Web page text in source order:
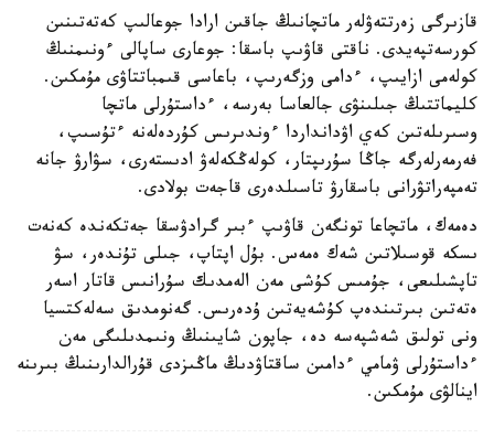
قازىرگى زەرتتەۋلەر ماتچانىڭ جاقىن ارادا جوعالىپ كەتەتىنىن
كورسەتپەيدى. ناقتى قاۋىپ باسقا: جوعارى ساپالى ءونىمنىڭ
كولەمى ازايىپ، ءدامى وزگەرىپ، باعاسى قىمباتتاۋى مۇمكىن.
كليماتتىڭ جىلىنۋى جالعاسا بەرسە، ءداستۇرلى ماتچا
وسىرىلەتىن كەي اۋدانداردا ءوندىرىس كۇردەلەنە ءتۇسىپ،
فەرمەرلەرگە جاڭا سۇرىپتار، كولەڭكەلەۋ ادىستەرى، سۋارۋ جانە
تەمپەراتۋرانى باسقارۋ تاسىلدەرى قاجەت بولادى.
دەمەك، ماتچاعا تونگەن قاۋىپ ءبىر گرادۋسقا جەتكەندە كەنەت
ىسكە قوسىلاتىن شەك ەمەس. بۇل اپتاپ، جىلى تۇندەر، سۋ
تاپشىلىعى، جۇمىس كۇشى مەن الەمدىك سۇرانىس قاتار اسەر
ەتەتىن بىرتىندەپ كۇشەيەتىن ۇدەرىس. گەنومدىق سەلەكتسيا
ونى تولىق شەشپەسە دە، جاپون شايىنىڭ ونىمدىلىگى مەن
ءداستۇرلى ۋمامي ءدامىن ساقتاۋدىڭ ماڭىزدى قۇرالدارىنىڭ بىرىنە
اينالۋى مۇمكىن.